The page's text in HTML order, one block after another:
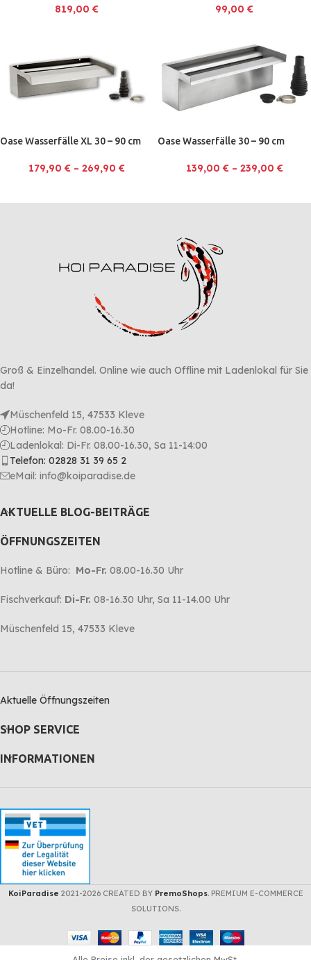
819,00 € 99,00 €
Oase Wasserfälle XL 30 – 90 cm
179,90 € – 269,90 €
Oase Wasserfälle 30 – 90 cm
139,00 €– 239,00 €
Groß & Einzelhandel. Online wie auch Offline mit Ladenlokal für Sie
da!
Müschenfeld 15, 47533 Kleve
Hotline: Mo-Fr. 08.00-16.30
Ladenlokal: Di-Fr. 08.00-16.30, Sa 11-14:00
Telefon: 02828 31 39 65 2
eMail: info@koiparadise.de
AKTUELLE BLOG-BEITRÄGE
ÖFFNUNGSZEITEN
Hotline & Büro: Mo-Fr. 08.00-16.30 Uhr
Fischverkauf: Di-Fr. 08-16.30 Uhr, Sa 11-14.00 Uhr
Müschenfeld 15, 47533 Kleve
Aktuelle Öffnungszeiten
SHOP SERVICE
INFORMATIONEN
KoiParadise 2021-2026 CREATED BY PremoShops. PREMIUM E-COMMERCE
SOLUTIONS.